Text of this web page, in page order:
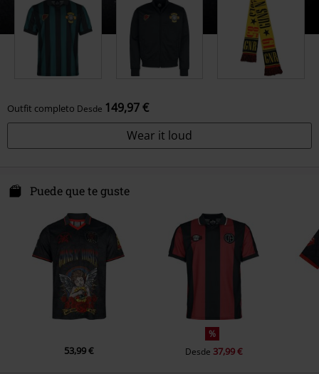
Outfit completo Desde 149,97 €
Wear it loud
Puede que te guste
53,99 €
%
Desde37,99 €